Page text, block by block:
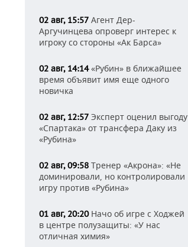
02 авг, 15:57 Агент Дер-
Аргучинцева опроверг интерес к
игроку со стороны «Ак Барса»
02 авг, 14:14«Рубин» в ближайшее
время объявит имя еще одного
новичка
02 авг, 12:57 Эксперт оценил выгоду
«Спартака» от трансфера Даку из
«Рубина»
02 авг, 09:58 Тренер «Акрона»: «Не
доминировали, но контролировали
игру против «Рубина»
01 авг, 20:20Начо об игре с Ходжей
в центре полузащиты: «У нас
отличная химия»